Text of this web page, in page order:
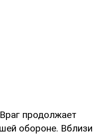
Враг продолжает
обороне. Вблизи